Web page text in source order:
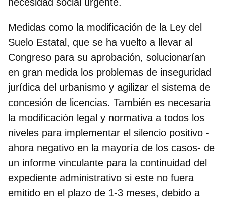
Medidas como la modificación de la Ley del
Suelo Estatal, que se ha vuelto a llevar al
Congreso para su aprobación, solucionarían
en gran medida los problemas de inseguridad
jurídica del urbanismo y agilizar el sistema de
concesión de licencias. También es necesaria
la modificación legal y normativa a todos los
niveles para implementar el silencio positivo -
ahora negativo en la mayoría de los casos- de
un informe vinculante para la continuidad del
expediente administrativo si este no fuera
emitido en el plazo de 1-3 meses, debido a